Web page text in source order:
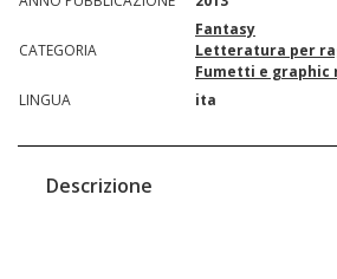
CATEGORIA
Fantasy
Letteratura per
Fumetti e graphic
LINGUA
ita
Descrizione